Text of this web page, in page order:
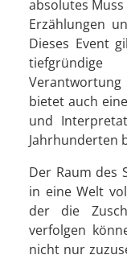
absolutes
Erzählungen
Dieses Event
tiefgründige
bietet auch
und
Jahrhunderten
Der Raum des
in eine Welt
der die
verfolgen
nicht nur